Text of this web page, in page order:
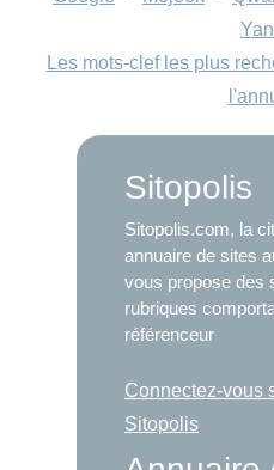
Les mots-clef les plus
Sitopolis
Sitopolis.com, la
annuaire de sites
vous propose des
rubriques
référenceur
Connectez-vous
Sitopolis